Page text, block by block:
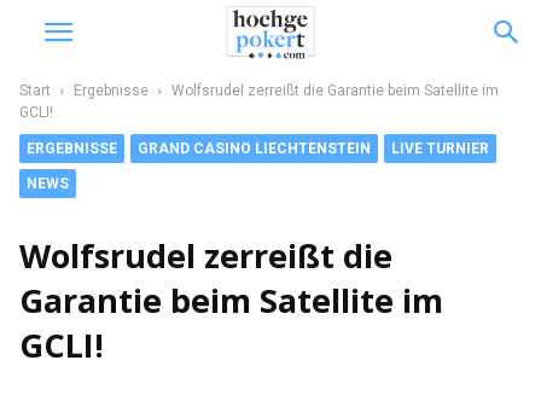
Start Ergebnisse
Wolfsrudel zerreißt die Garantie beim Satellite im
GCLI!
ERGEBNISSE GRAND CASINO LIECHTENSTEIN LIVE TURNIER
NEWS
Wolfsrudel zerreißt die
Garantie beim Satellite im
GCLI!